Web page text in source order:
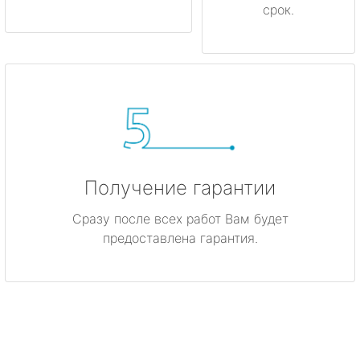
срок.
Получение гарантии
Сразу после всех работ Вам будет
предоставлена гарантия.